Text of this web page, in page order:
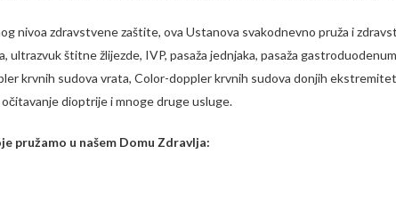
nivoa zdravstvene zaštite, ova Ustanova svakodnevno pruža i
ultrazvuk štitne žlijezde, IVP, pasaža jednjaka, pasaža
krvnih sudova vrata, Color-doppler krvnih sudova donjih
dioptrije i mnoge druge usluge.
pružamo u našem Domu Zdravlja: